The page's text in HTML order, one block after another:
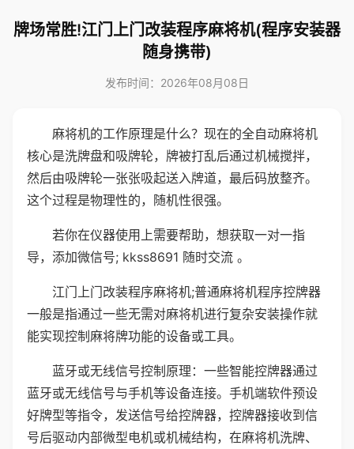
牌场常胜!江门上门改装程序麻将机(程序安装器
随身携带)
发布时间：2026年08月08日
麻将机的工作原理是什么？现在的全自动麻将机
核心是洗牌盘和吸牌轮，牌被打乱后通过机械搅拌，
然后由吸牌轮一张张吸起送入牌道，最后码放整齐。
这个过程是物理性的，随机性很强。
若你在仪器使用上需要帮助，想获取一对一指
导，添加微信号; kkss8691 随时交流 。
江门上门改装程序麻将机;普通麻将机程序控牌器
一般是指通过一些无需对麻将机进行复杂安装操作就
能实现控制麻将牌功能的设备或工具。
蓝牙或无线信号控制原理：一些智能控牌器通过
蓝牙或无线信号与手机等设备连接。手机端软件预设
好牌型等指令，发送信号给控牌器，控牌器接收到信
号后驱动内部微型电机或机械结构，在麻将机洗牌、